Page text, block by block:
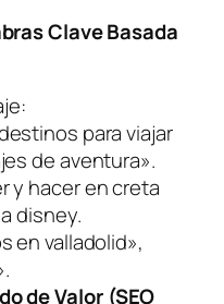
Clave Basada
para viajar
de aventura».
y hacer en creta
disney.
en valladolid»,
de Valor (SEO